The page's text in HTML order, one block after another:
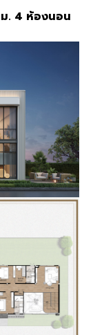
ม. 4 ห้องนอน